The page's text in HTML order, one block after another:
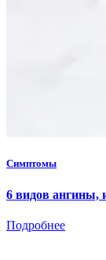
Симптомы
6 видов ангины,
Подробнее